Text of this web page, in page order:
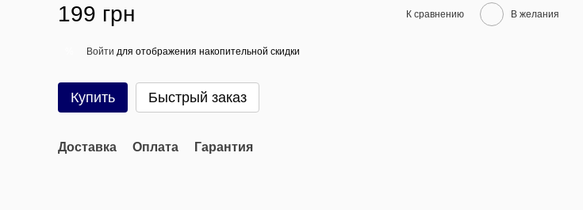
199 грн К сравнению В желания
Войти для отображения накопительной скидки
Купить Быстрый заказ
Доставка Оплата Гарантия